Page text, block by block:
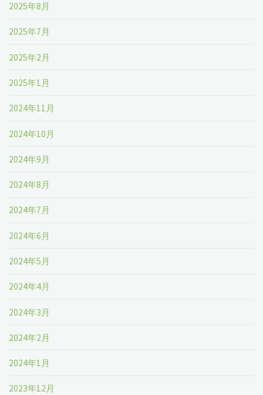
2025年8月
2025年7月
2025年2月
2025年1月
2024年11月
2024年10月
2024年9月
2024年8月
2024年7月
2024年6月
2024年5月
2024年4月
2024年3月
2024年2月
2024年1月
2023年12月